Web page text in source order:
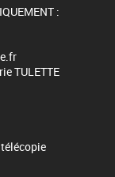
:
TULETTE